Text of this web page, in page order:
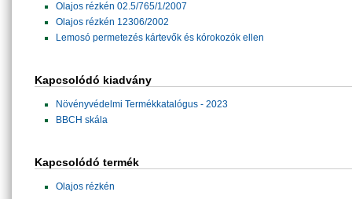
Olajos rézkén 02.5/765/1/2007
Olajos rézkén 12306/2002
Lemosó permetezés kártevők és kórokozók ellen
Kapcsolódó kiadvány
Növényvédelmi Termékkatalógus - 2023
BBCH skála
Kapcsolódó termék
Olajos rézkén